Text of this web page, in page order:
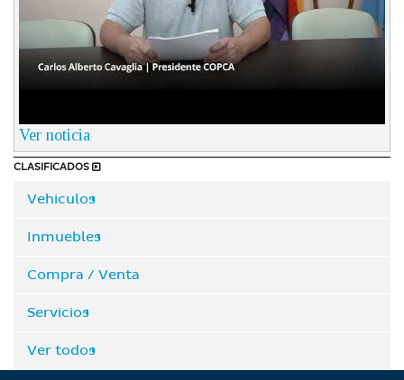
Ver noticia
CLASIFICADOS
Vehiculos
Inmuebles
Compra / Venta
Servicios
Ver todos